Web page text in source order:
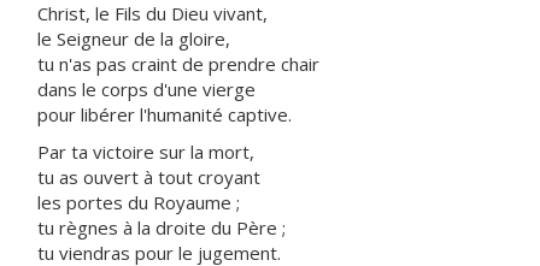
Christ, le Fils du Dieu vivant,
le Seigneur de la gloire,
tu n'as pas craint de prendre chair
dans le corps d'une vierge
pour libérer l'humanité captive.
Par ta victoire sur la mort,
tu as ouvert à tout croyant
les portes du Royaume ;
tu règnes à la droite du Père ;
tu viendras pour le jugement.